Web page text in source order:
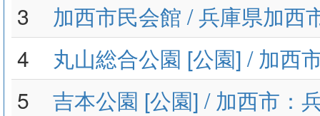
3
加西市民会館 / 兵庫県加西
4
丸山総合公園 [公園] / 加西
5
吉本公園 [公園] / 加西市：